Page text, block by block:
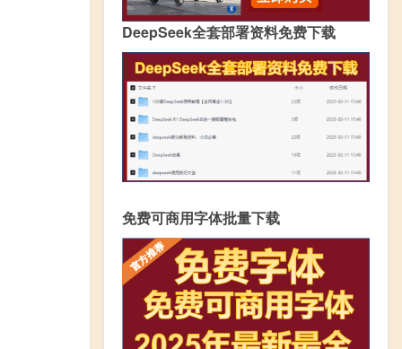
DeepSeek全套部署资料免费下载
免费可商用字体批量下载